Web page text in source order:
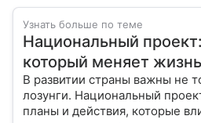
Узнать больше по теме
Национальный
который меняет
В развитии страны важны не
лозунги. Национальный
планы и действия, которые